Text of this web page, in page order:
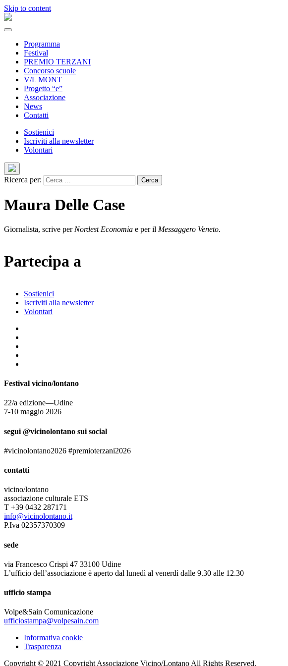
Skip to content
Programma
Festival
PREMIO TERZANI
Concorso scuole
V/L MONT
Progetto “e”
Associazione
News
Contatti
Sostienici
Iscriviti alla newsletter
Volontari
Ricerca per:
Maura Delle Case
Giornalista, scrive per Nordest Economia e per il Messaggero Veneto.
Partecipa a
Sostienici
Iscriviti alla newsletter
Volontari
Festival vicino/lontano
22/a edizione—Udine
7-10 maggio 2026
segui @vicinolontano sui social
#vicinolontano2026 #premioterzani2026
contatti
vicino/lontano
associazione culturale ETS
T +39 0432 287171
info@vicinolontano.it
P.Iva 02357370309
sede
via Francesco Crispi 47 33100 Udine
L’ufficio dell’associazione è aperto dal lunedì al venerdì dalle 9.30 alle 12.30
ufficio stampa
Volpe&Sain Comunicazione
ufficiostampa@volpesain.com
Informativa cookie
Trasparenza
Copyright © 2021 Copyright Associazione Vicino/Lontano All Rights Reserved.